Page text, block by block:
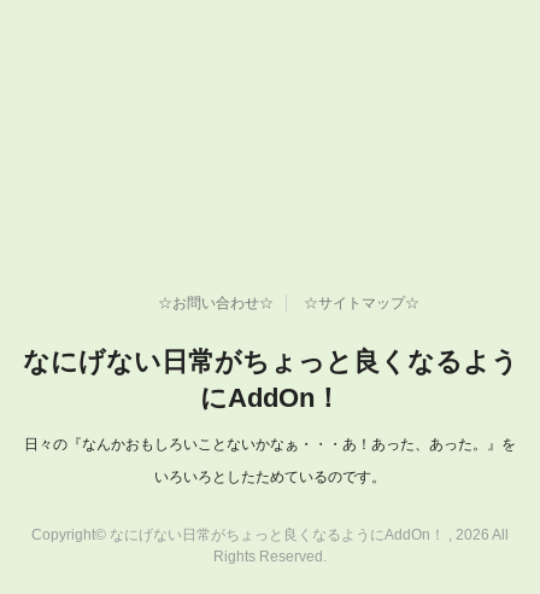
☆お問い合わせ☆ ☆サイトマップ☆
なにげない日常がちょっと良くなるよう
にAddOn！
日々の『なんかおもしろいことないかなぁ・・・あ！あった、あった。』を
いろいろとしたためているのです。
Copyright© なにげない日常がちょっと良くなるようにAddOn！ , 2026 All
Rights Reserved.